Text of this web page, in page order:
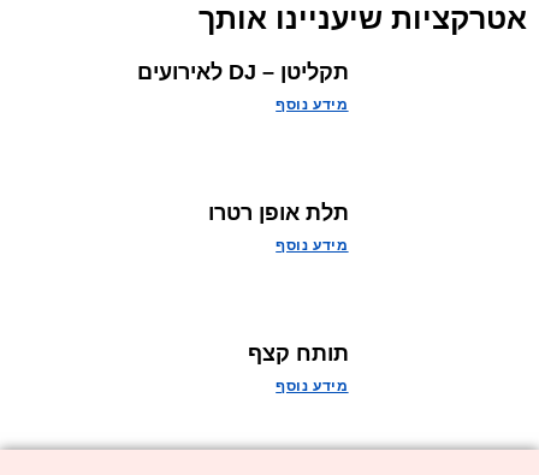
אטרקציות שיעניינו אותך
תקליטן – DJ לאירועים
מידע נוסף
תלת אופן רטרו
מידע נוסף
תותח קצף
מידע נוסף